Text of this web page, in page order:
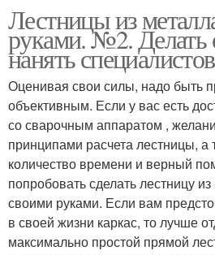
Лестницы из
руками. №2. Делать
нанять
Оценивая свои силы, надо быть
объективным. Если у вас есть
со сварочным аппаратом ,
принципами расчета лестницы, а
количество времени и верный
попробовать сделать лестницу
своими руками. Если вам
в своей жизни каркас, то лучше
максимально простой прямой